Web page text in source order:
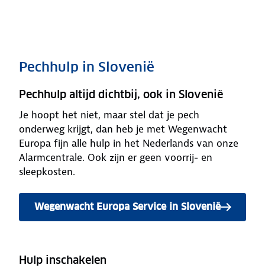
Pechhulp in Slovenië
Pechhulp altijd dichtbij, ook in Slovenië
Je hoopt het niet, maar stel dat je pech
onderweg krijgt, dan heb je met Wegenwacht
Europa fijn alle hulp in het Nederlands van onze
Alarmcentrale. Ook zijn er geen voorrij- en
sleepkosten.
Wegenwacht Europa Service in Slovenië
Hulp inschakelen